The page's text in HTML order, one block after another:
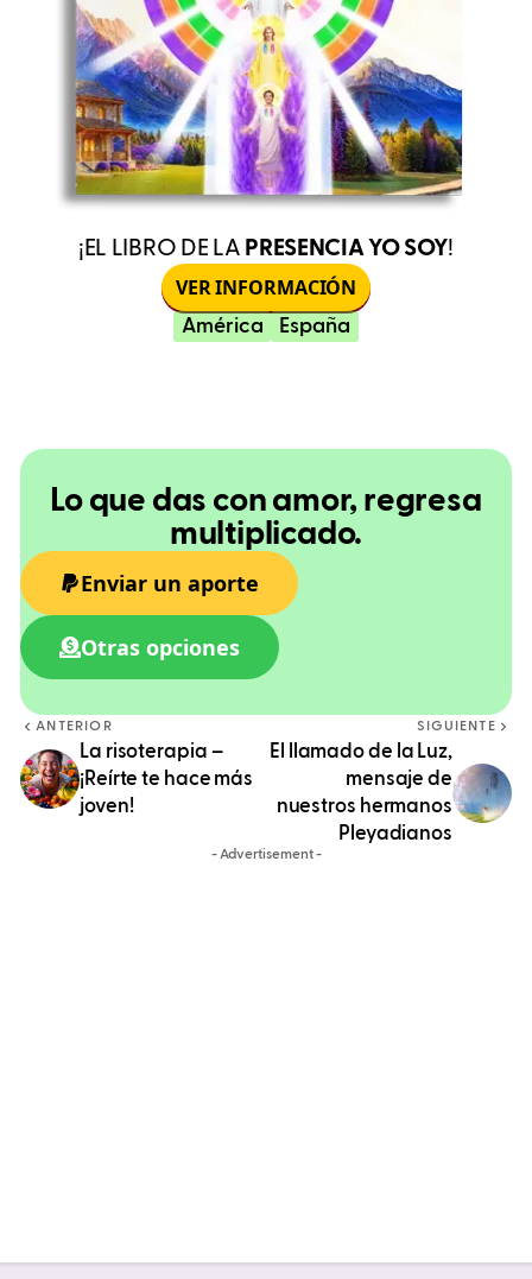
¡EL LIBRO DE LA PRESENCIA YO SOY!
VER INFORMACIÓN
América España
Lo que das con amor, regresa
multiplicado.
Enviar un aporte
Otras opciones
ANTERIOR
La risoterapia –
¡Reírte te hace más
joven!
SIGUIENTE
El llamado de la Luz,
mensaje de
nuestros hermanos
Pleyadianos
- Advertisement -